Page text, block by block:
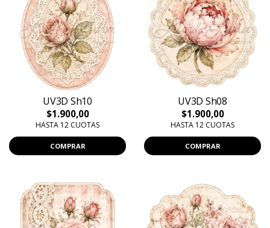
UV3D Sh10
$1.900,00
HASTA 12 CUOTAS
COMPRAR
UV3D Sh08
$1.900,00
HASTA 12 CUOTAS
COMPRAR